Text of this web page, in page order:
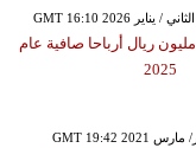
سابك تحقق 440 مليون ريال أرباحا صافية عام
2025